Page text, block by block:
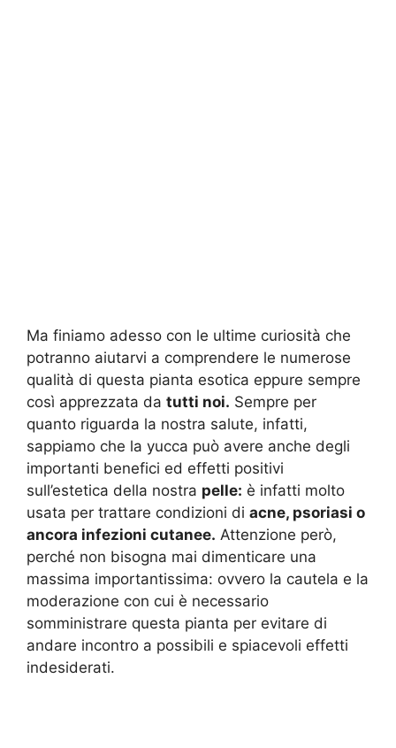
Ma finiamo adesso con le ultime curiosità che
potranno aiutarvi a comprendere le numerose
qualità di questa pianta esotica eppure sempre
così apprezzata da tutti noi. Sempre per
quanto riguarda la nostra salute, infatti,
sappiamo che la yucca può avere anche degli
importanti benefici ed effetti positivi
sull’estetica della nostra pelle: è infatti molto
usata per trattare condizioni di acne, psoriasi o
ancora infezioni cutanee. Attenzione però,
perché non bisogna mai dimenticare una
massima importantissima: ovvero la cautela e la
moderazione con cui è necessario
somministrare questa pianta per evitare di
andare incontro a possibili e spiacevoli effetti
indesiderati.